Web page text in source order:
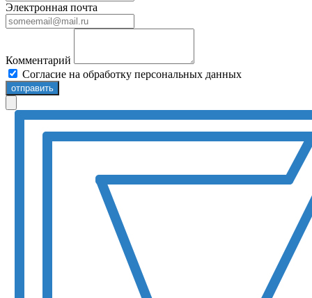
Электронная почта
Комментарий
Согласие на обработку персональных данных
отправить